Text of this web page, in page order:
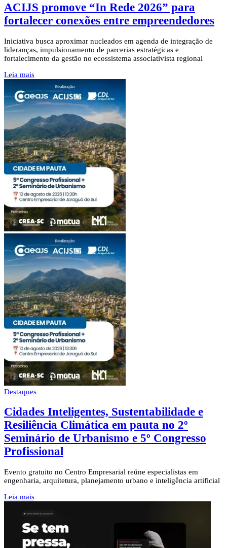
ACIJS promove “In Rede 2026” para
fortalecer conexões entre empreendedores
Iniciativa busca aproximar nucleados em agenda de integração de
lideranças, impulsionamento de parcerias estratégicas e
fortalecimento da gestão no ecossistema associativista regional
Leia mais
Destaques
Cidades Inteligentes, Sustentabilidade e
Resiliência Climática em pauta no 2º
Seminário de Urbanismo e 5º Congresso
Profissional
Evento gratuito no Centro Empresarial reúne especialistas em
engenharia, arquitetura, planejamento urbano e inteligência artificial
Leia mais